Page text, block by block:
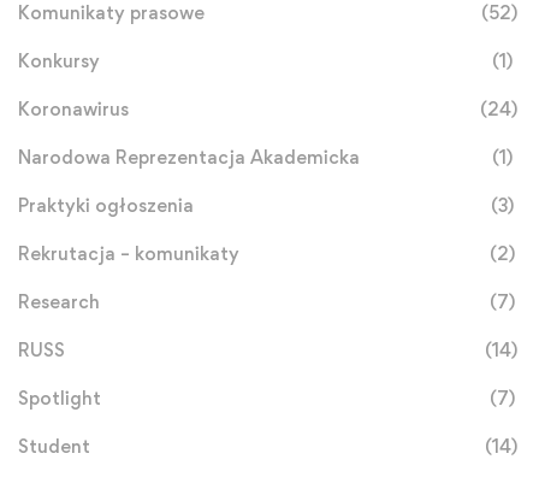
Komunikaty prasowe (52)
Konkursy (1)
Koronawirus (24)
Narodowa Reprezentacja Akademicka (1)
Praktyki ogłoszenia (3)
Rekrutacja – komunikaty (2)
Research (7)
RUSS (14)
Spotlight (7)
Student (14)